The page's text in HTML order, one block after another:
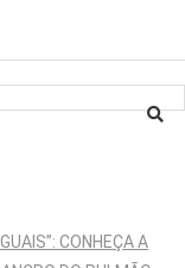
CONHEÇA A